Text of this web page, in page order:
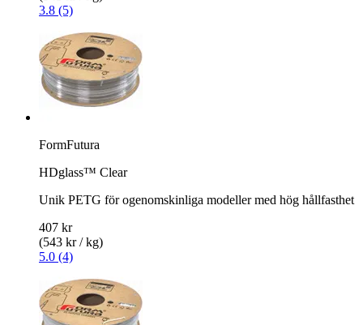
3.8 (5)
FormFutura
HDglass™ Clear
Unik PETG för ogenomskinliga modeller med hög hållfasthet
407 kr
(543 kr / kg)
5.0 (4)